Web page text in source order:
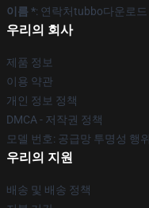
이름 *: 연락처tubbo다운로드
우리의 회사
제품 정보
이용 약관
개인 정보 정책
DMCA - 저작권 정책
모델 번호: 공급망 투명성 행위
우리의 지원
배송 및 배송 정책